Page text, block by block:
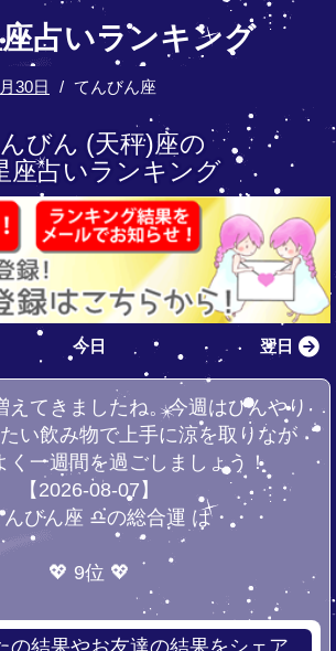
占いランキング
30日 てんびん座
びん (天秤)座の
座占いランキング
今日 翌日
えてきましたね。今週はひんやり
い飲み物で上手に涼を取りなが
く一週間を過ごしましょう！
【2026-08-07】
びん座 ♎の総合運 は・・・
💖 9位 💖